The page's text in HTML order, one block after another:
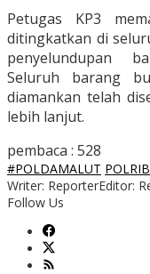
Petugas KP3
ditingkatkan di
penyelundupan
Seluruh barang
diamankan telah
lebih lanjut.
pembaca : 528
#POLDAMALUT
Writer: ReporterEditor:
Follow Us